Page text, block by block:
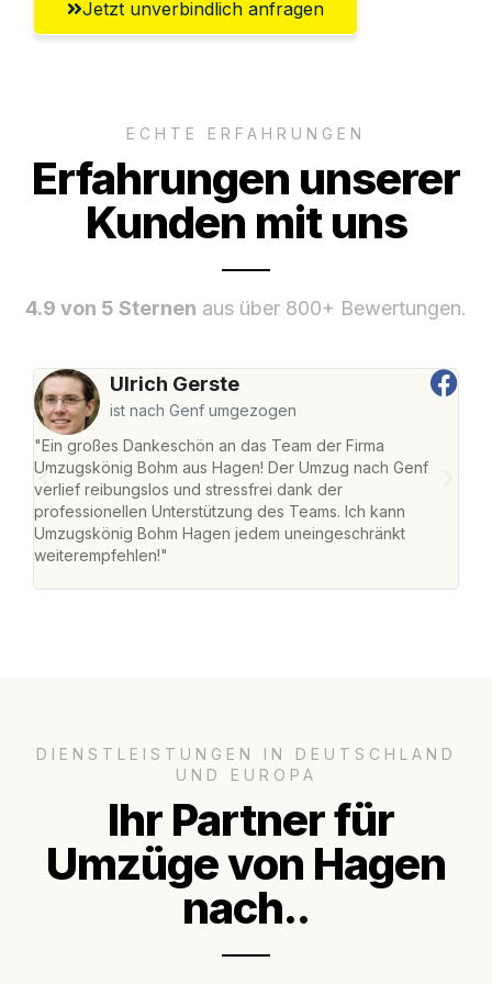
Jetzt unverbindlich anfragen
ECHTE ERFAHRUNGEN
Erfahrungen unserer
Kunden mit uns
4.9 von 5 Sternen aus über 800+ Bewertungen.
Ulrich Gerste
ist nach Genf umgezogen
"Ein großes Dankeschön an das Team der Firma
Umzugskönig Bohm aus Hagen! Der Umzug nach Genf
verlief reibungslos und stressfrei dank der
professionellen Unterstützung des Teams. Ich kann
Umzugskönig Bohm Hagen jedem uneingeschränkt
weiterempfehlen!"
DIENSTLEISTUNGEN IN DEUTSCHLAND
UND EUROPA
Ihr Partner für
Umzüge von Hagen
nach..